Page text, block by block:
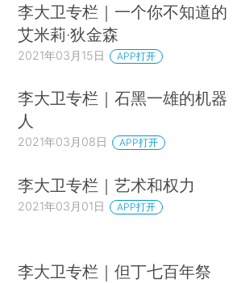
李大卫专栏｜一个你不知道的
艾米莉·狄金森
2021年03月15日 APP打开
李大卫专栏｜石黑一雄的机器
人
2021年03月08日 APP打开
李大卫专栏｜艺术和权力
2021年03月01日 APP打开
李大卫专栏｜但丁七百年祭